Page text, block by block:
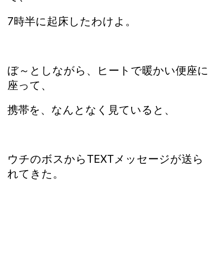
7時半に起床したわけよ。
ぼ～としながら、ヒートで暖かい便座に
座って、
携帯を、なんとなく見ていると、
ウチのボスからTEXTメッセージが送ら
れてきた。